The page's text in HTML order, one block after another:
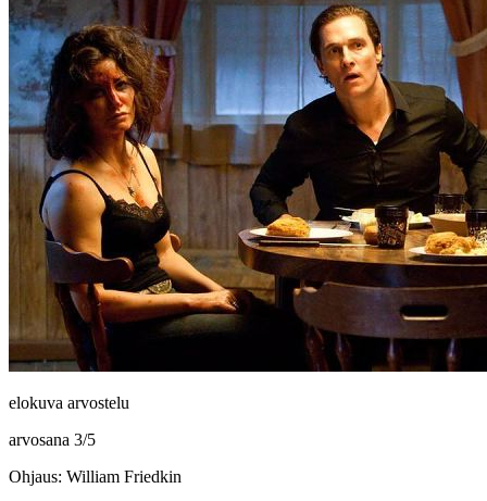
elokuva arvostelu
arvosana 3/5
Ohjaus: William Friedkin